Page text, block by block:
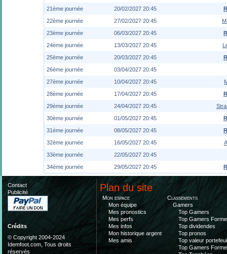
21ème journée
20/02/2027 20:45
22ème journée
27/02/2027 20:45
23ème journée
06/03/2027 20:45
24ème journée
13/03/2027 20:45
25ème journée
20/03/2027 20:45
26ème journée
03/04/2027 20:45
27ème journée
10/04/2027 20:45
28ème journée
17/04/2027 20:45
29ème journée
24/04/2027 20:45
30ème journée
01/05/2027 20:45
31ème journée
08/05/2027 20:45
32ème journée
16/05/2027 20:45
33ème journée
22/05/2027 20:45
34ème journée
29/05/2027 20:45
Contact
Publicité
Crédits
© Copyright 2004-2024
Idemfoot.com, Tous droits
réservés
Plan du site
Mon espace
Mon équipe
Mes pronostics
Mes perfs
Mes infos
Mon historique argent
Mes amis
Classements
Gamers
Top Gamers
Top Gamers Forme
Top dividendes
Top pronos
Top valeur
Top Gamers Forme